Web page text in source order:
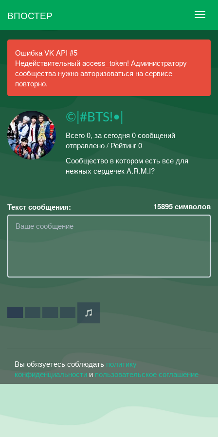
ВПОСТЕР
Ошибка VK API #5
Недействительный access_token! Администратору
сообщества нужно авторизоваться на сервисе
повторно.
©|#BTS!•|
Всего 0, за сегодня 0 сообщений
отправлено / Рейтинг 0
Сообщество в котором есть все для
нежных сердечек A.R.M.I?
Текст сообщения: 15895символов
Вы обязуетесь соблюдать политику
конфиденциальности и пользовательское соглашение